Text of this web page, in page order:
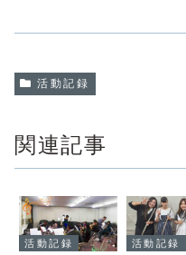
活動記録
関連記事
活動記録 活動記録